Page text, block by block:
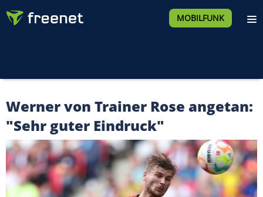
MOBILFUNK
Werner von Trainer Rose angetan:
"Sehr guter Eindruck"